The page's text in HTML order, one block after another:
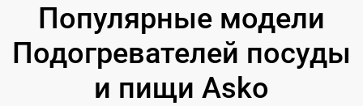
Популярные модели
Подогревателей посуды
и пищи Asko